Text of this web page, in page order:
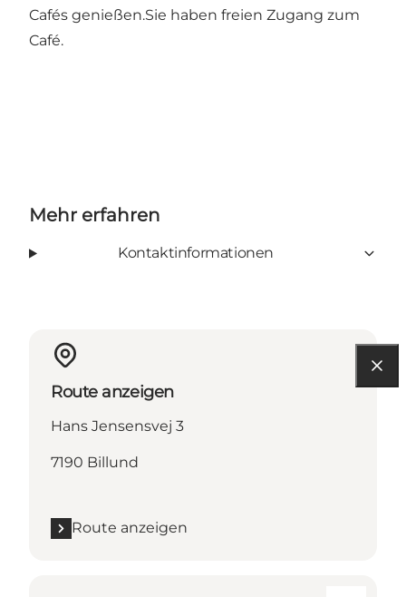
Cafés genießen.Sie haben freien Zugang zum
Café.
Mehr erfahren
Kontaktinformationen
Route anzeigen
Hans Jensensvej 3
7190 Billund
Route anzeigen